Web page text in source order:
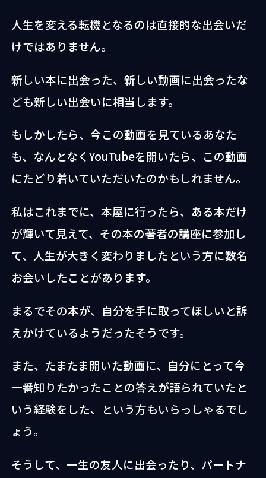
人生を変える転機となるのは直接的な出会いだ
けではありません。
新しい本に出会った、新しい動画に出会ったな
ども新しい出会いに相当します。
もしかしたら、今この動画を見ているあなた
も、なんとなくYouTubeを開いたら、この動画
にたどり着いていただいたのかもしれません。
私はこれまでに、本屋に行ったら、ある本だけ
が輝いて見えて、その本の著者の講座に参加し
て、人生が大きく変わりましたという方に数名
お会いしたことがあります。
まるでその本が、自分を手に取ってほしいと訴
えかけているようだったそうです。
また、たまたま開いた動画に、自分にとって今
一番知りたかったことの答えが語られていたと
いう経験をした、という方もいらっしゃるでし
ょう。
そうして、一生の友人に出会ったり、パートナ